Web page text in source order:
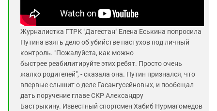
Журналистка ГТРК "Дагестан" Елена Еськина попросила
Путина взять дело об убийстве пастухов под личный
контроль. "Пожалуйста, как можно
быстрее реабилитируйте этих ребят. Просто очень
жалко родителей", - сказала она. Путин признался, что
впервые слышит о деле Гасангусейновых, и пообещал
дать поручение главе СКР Александру
Бастрыкину. Известный спортсмен Хабиб Нурмагомедов